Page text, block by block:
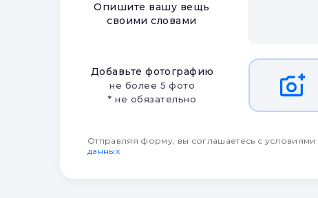
Опишите вашу вещь
своими словами
Добавьте фотографию
не более 5 фото
* не обязательно
Отправляя форму, вы соглашаетесь с условиями
данных